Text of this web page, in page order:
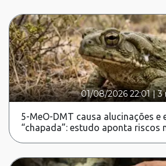
01/08/2026 22:01|3
5-MeO-DMT causa alucinações e
“chapada”: estudo aponta riscos